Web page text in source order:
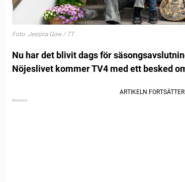
Foto: Jessica Gow / TT
Nu har det blivit dags för
Nöjeslivet kommer TV4 med ett besked